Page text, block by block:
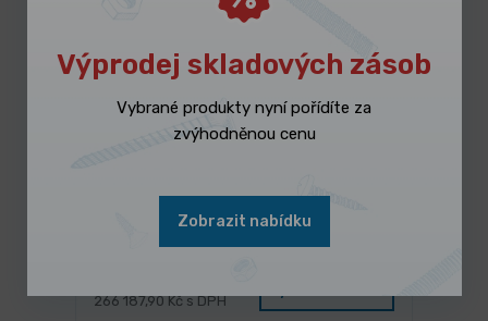
NA DOTAZ
Šroubový kompresor A-PLUS 11-08-
266 187,90 Kč s DPH
Výprodej skladových zásob
Vybrané produkty nyní pořídíte za
zvýhodněnou cenu
Zobrazit nabídku